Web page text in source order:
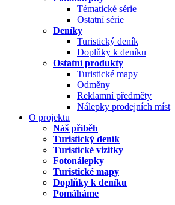
Tématické série
Ostatní série
Deníky
Turistický deník
Doplňky k deníku
Ostatní produkty
Turistické mapy
Odměny
Reklamní předměty
Nálepky prodejních míst
O projektu
Náš příběh
Turistický deník
Turistické vizitky
Fotonálepky
Turistické mapy
Doplňky k deníku
Pomáháme